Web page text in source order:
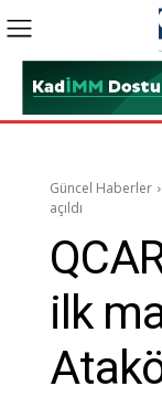
Güncel Haberler
açıldı
ilk